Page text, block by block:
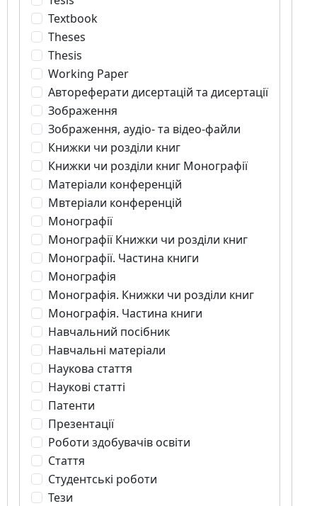
Textbook
Theses
Thesis
Working Paper
Автореферати дисертацій та дисертації
Зображення
Зображення, аудіо- та відео-файли
Книжки чи розділи книг
Книжки чи розділи книг Монографії
Матеріали конференцій
Мвтеріали конференцій
Монографії
Монографії Книжки чи розділи книг
Монографії. Частина книги
Монографія
Монографія. Книжки чи розділи книг
Монографія. Частина книги
Навчальний посібник
Навчальні матеріали
Наукова стаття
Наукові статті
Патенти
Презентації
Роботи здобувачів освіти
Стаття
Студентські роботи
Тези